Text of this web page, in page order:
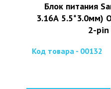
Блок питания
3.16А 5.5*3.0мм)
2-
Код товара - 00132